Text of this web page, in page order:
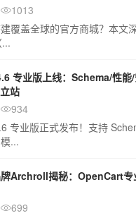
1013
覆盖全球的官方商城？本文
专业版上线：Schema/性能
站
934
专业版正式发布！支持
...
Archroll揭秘：OpenCart专
699